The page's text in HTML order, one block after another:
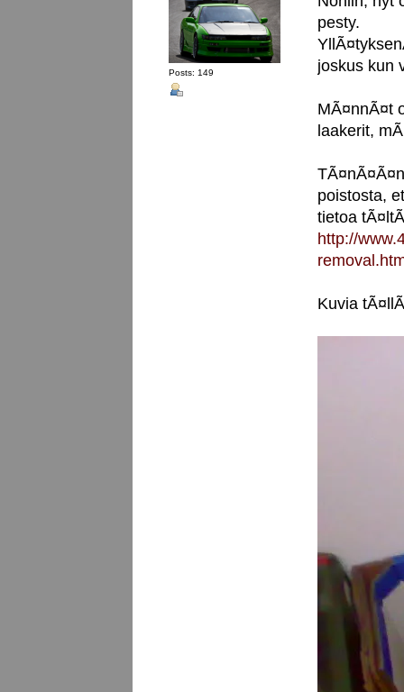
Posts: 149
pesty.
joskus kun
MÃ¤nnÃ¤t
laakerit,
poistosta,
tietoa
http://
Kuvia